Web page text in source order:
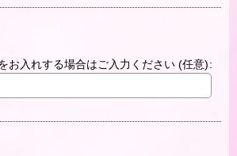
お入れする場合はご入力ください (任意):